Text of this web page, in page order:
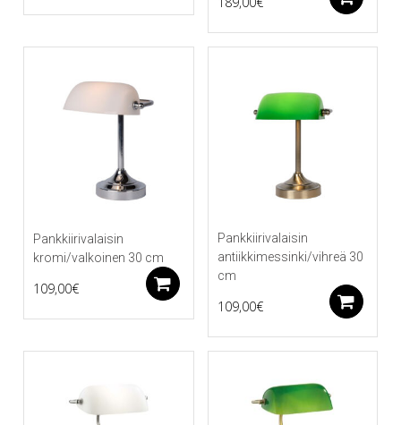
Pankkiirivalaisin
kromi/valkoinen 30 cm
109,00€ Lisää ostoskoriin
Pankkiirivalaisin
antiikkimessinki/vihreä 30
cm
109,00€